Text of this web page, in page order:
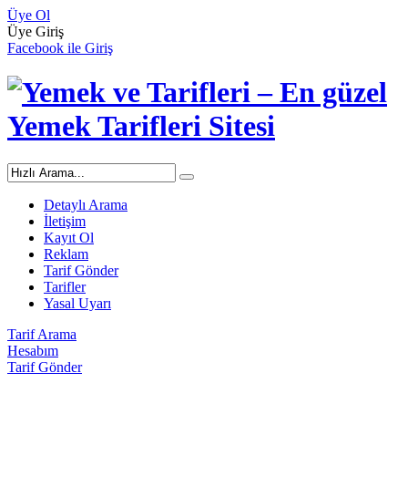
Üye Ol
Üye Giriş
Facebook ile Giriş
Detaylı Arama
İletişim
Kayıt Ol
Reklam
Tarif Gönder
Tarifler
Yasal Uyarı
Tarif Arama
Hesabım
Tarif Gönder